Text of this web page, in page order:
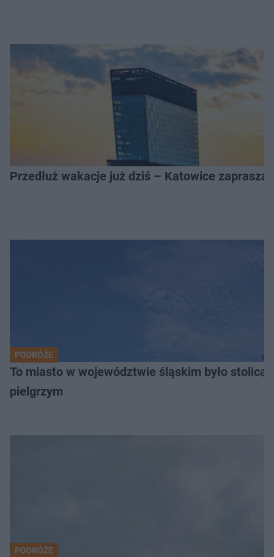
Przedłuż wakacje już dziś – Katowice
PODRÓŻE
To miasto w województwie śląskim było
pielgrzym
PODRÓŻE